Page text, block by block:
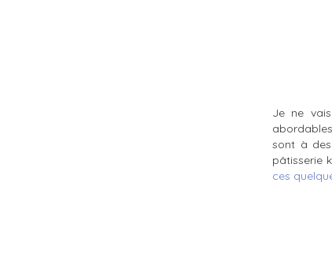
Je ne
sont à
pâtisserie
ces